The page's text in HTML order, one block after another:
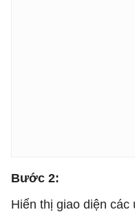
Bước 2:
Hiển thị giao diện